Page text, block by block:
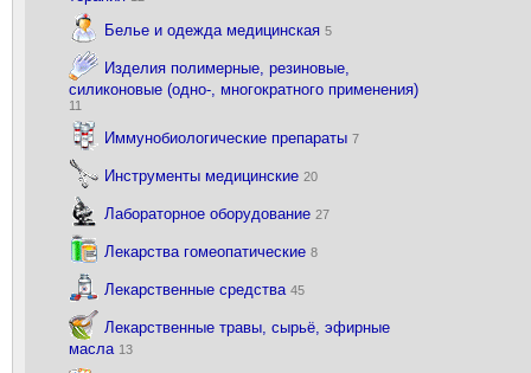
Белье и одежда медицинская 5
Изделия полимерные, резиновые,
силиконовые (одно-, многократного применения)
11
Иммунобиологические препараты 7
Инструменты медицинские 20
Лабораторное оборудование 27
Лекарства гомеопатические 8
Лекарственные средства 45
Лекарственные травы, сырьё, эфирные
масла 13